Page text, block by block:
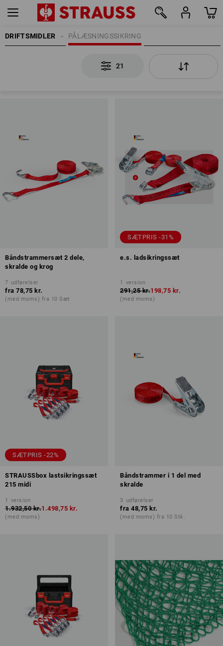
DRIFTSMIDLER PÅLÆSNINGSSIKRING
21
Båndstrammersæt 2 dele,
skralde og krog
7 udførelser
fra 78,75 kr.
(med moms) fra 10 Sæt
SÆTPRIS -31%
e.s. ladsikringssæt
1 version
291,25 kr.198,75 kr.
(med moms)
SÆTPRIS -22%
STRAUSSbox lastsikringssæt
215 midi
1 version
1.932,50 kr.1.498,75 kr.
(med moms)
Båndstrammer i 1 del med
skralde
3 udførelser
fra 48,75 kr.
(med moms) fra 10 Stk.